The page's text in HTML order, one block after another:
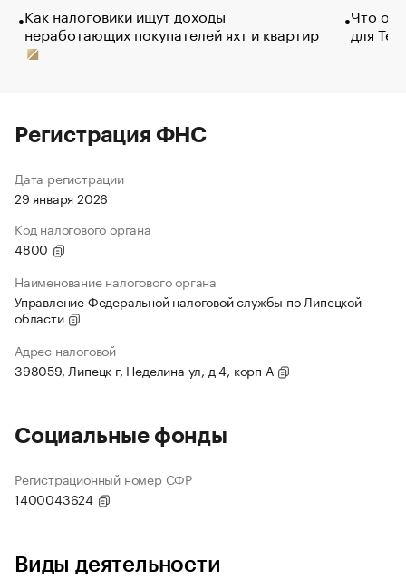
Как налоговики ищут доходы
неработающих покупателей яхт и квартир
Что
для
Регистрация ФНС
Дата регистрации
29 января 2026
Код налогового органа
4800
Наименование налогового органа
Управление Федеральной налоговой службы по Липецкой
области
Адрес налоговой
398059, Липецк г, Неделина ул, д 4, корп А
Социальные фонды
Регистрационный номер СФР
1400043624
Виды деятельности